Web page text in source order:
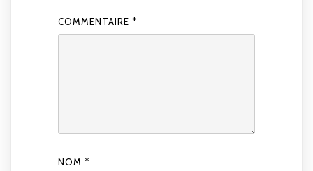
COMMENTAIRE *
NOM *